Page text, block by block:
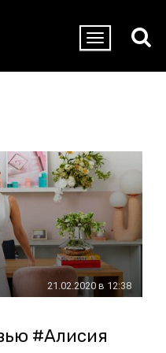
21.02.2020 в 12:38
#Алисия